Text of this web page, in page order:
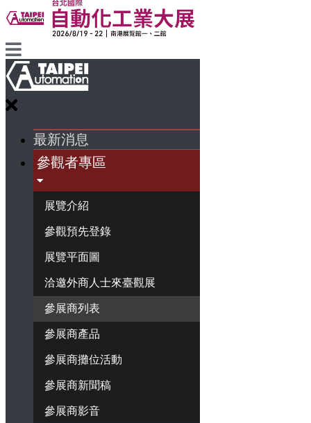
最新消息
參觀者專區
展覽介紹
參觀預先登錄
展覽平面圖
洽邀外商人士來臺觀展
參展商列表
參展商產品
參展商攤位活動
參展商新聞稿
參展商影音